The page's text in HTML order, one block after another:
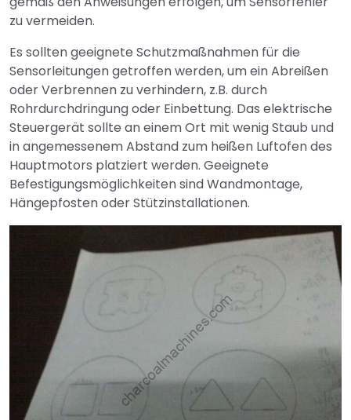
zu vermeiden.
Es sollten geeignete Schutzmaßnahmen für die
Sensorleitungen getroffen werden, um ein Abreißen
oder Verbrennen zu verhindern, z.B. durch
Rohrdurchdringung oder Einbettung. Das elektrische
Steuergerät sollte an einem Ort mit wenig Staub und
in angemessenem Abstand zum heißen Luftofen des
Hauptmotors platziert werden. Geeignete
Befestigungsmöglichkeiten sind Wandmontage,
Hängepfosten oder Stützinstallationen.